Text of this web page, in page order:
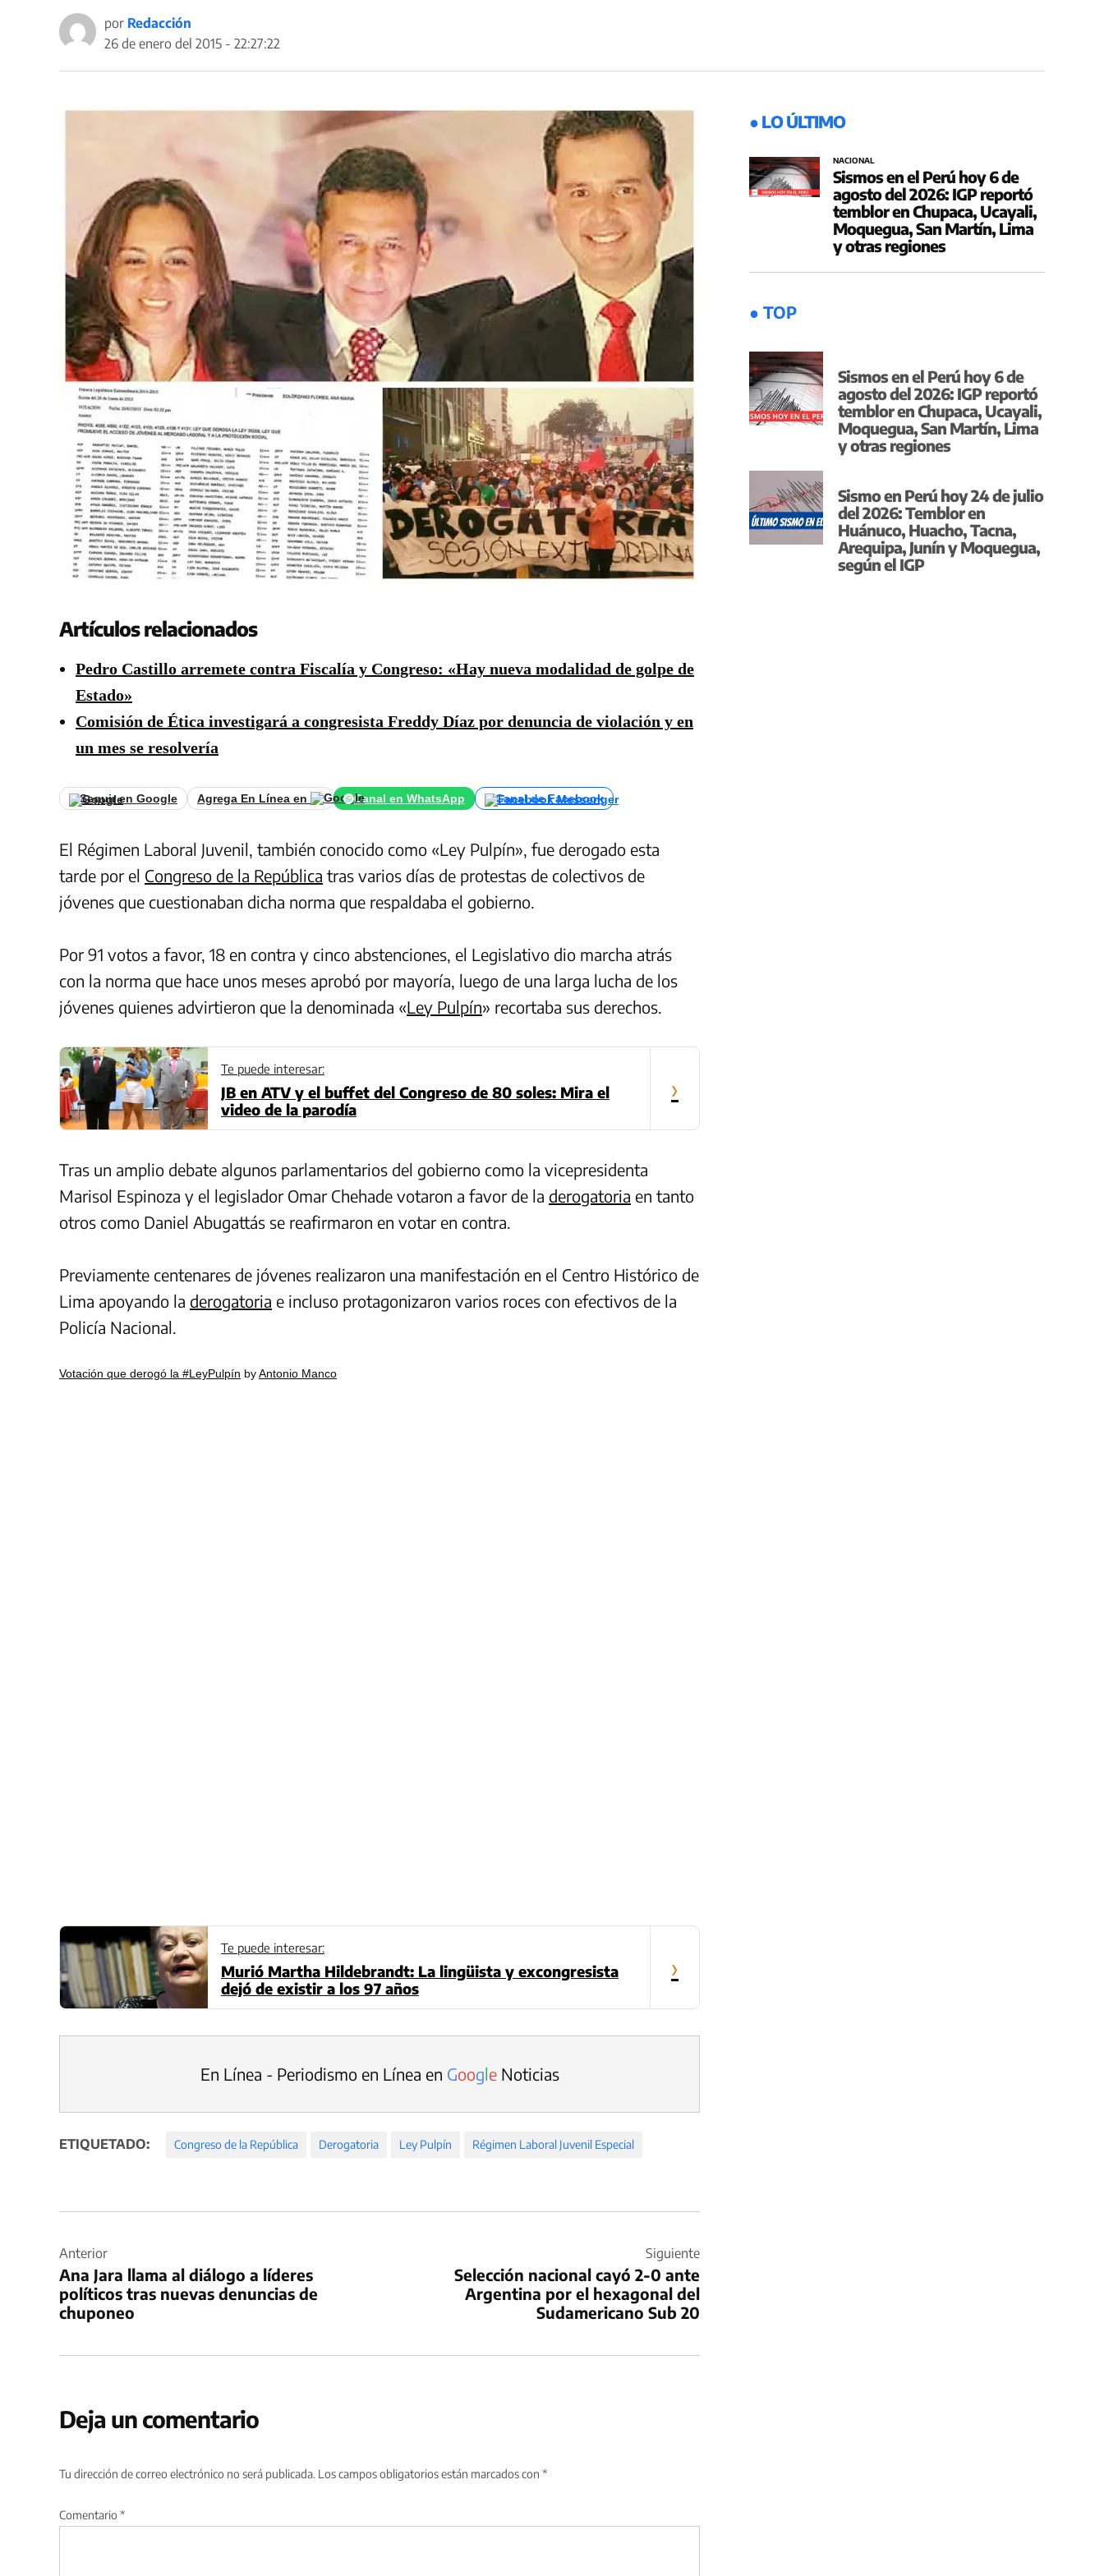
por Redacción
26 de enero del 2015 - 22:27:22
Artículos relacionados
Pedro Castillo arremete contra Fiscalía y Congreso: «Hay nueva modalidad de golpe de
Estado»
Comisión de Ética investigará a congresista Freddy Díaz por denuncia de violación y en
un mes se resolvería
Seguir en Google Agrega En Línea en Canal en WhatsApp Canal de Facebook
El Régimen Laboral Juvenil, también conocido como «Ley Pulpín», fue derogado esta
tarde por el Congreso de la República tras varios días de protestas de colectivos de
jóvenes que cuestionaban dicha norma que respaldaba el gobierno.
Por 91 votos a favor, 18 en contra y cinco abstenciones, el Legislativo dio marcha atrás
con la norma que hace unos meses aprobó por mayoría, luego de una larga lucha de los
jóvenes quienes advirtieron que la denominada «Ley Pulpín» recortaba sus derechos.
Te puede interesar:
JB en ATV y el buffet del Congreso de 80 soles: Mira el
video de la parodía
›
Tras un amplio debate algunos parlamentarios del gobierno como la vicepresidenta
Marisol Espinoza y el legislador Omar Chehade votaron a favor de la derogatoria en tanto
otros como Daniel Abugattás se reafirmaron en votar en contra.
Previamente centenares de jóvenes realizaron una manifestación en el Centro Histórico de
Lima apoyando la derogatoria e incluso protagonizaron varios roces con efectivos de la
Policía Nacional.
Votación que derogó la #LeyPulpín byAntonio Manco
Te puede interesar:
Murió Martha Hildebrandt: La lingüista y excongresista
dejó de existir a los 97 años
›
En Línea - Periodismo en Línea en GoogleNoticias
ETIQUETADO: Congreso de la República Derogatoria Ley Pulpín Régimen Laboral Juvenil Especial
de
entradas
Anterior
Ana Jara llama al diálogo a líderes
políticos tras nuevas denuncias de
chuponeo
Siguiente
Selección nacional cayó 2-0 ante
Argentina por el hexagonal del
Sudamericano Sub 20
Deja un comentario
Tu dirección de correo electrónico no será publicada. Los campos obligatorios están marcados con *
Comentario *
● LO ÚLTIMO
NACIONAL
Sismos en el Perú hoy 6 de
agosto del 2026: IGP reportó
temblor en Chupaca, Ucayali,
Moquegua, San Martín, Lima
y otras regiones
● TOP
Sismos en el Perú hoy 6 de
agosto del 2026: IGP reportó
temblor en Chupaca, Ucayali,
Moquegua, San Martín, Lima
y otras regiones
Sismo en Perú hoy 24 de julio
del 2026: Temblor en
Huánuco, Huacho, Tacna,
Arequipa, Junín y Moquegua,
según el IGP